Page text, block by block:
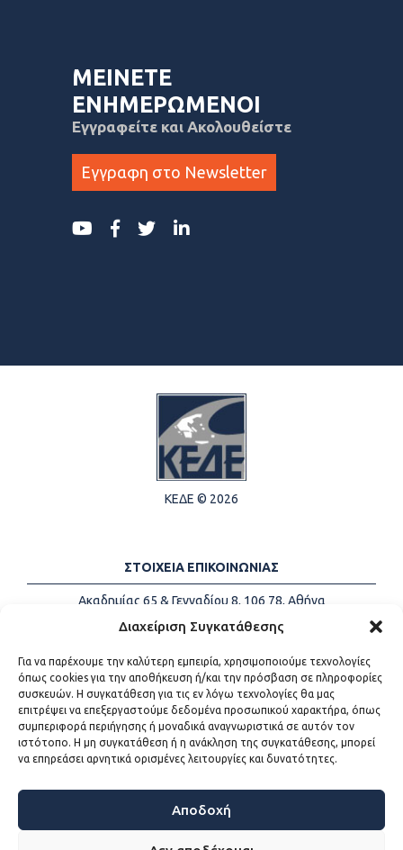
Διαχείριση Συγκατάθεσης
Για να παρέχουμε την καλύτερη εμπειρία, χρησιμοποιούμε τεχνολογίες
όπως cookies για την αποθήκευση ή/και την πρόσβαση σε πληροφορίες
συσκευών. Η συγκατάθεση για τις εν λόγω τεχνολογίες θα μας
επιτρέψει να επεξεργαστούμε δεδομένα προσωπικού χαρακτήρα, όπως
συμπεριφορά περιήγησης ή μοναδικά αναγνωριστικά σε αυτόν τον
ιστότοπο. Η μη συγκατάθεση ή η ανάκληση της συγκατάθεσης, μπορεί
να επηρεάσει αρνητικά ορισμένες λειτουργίες και δυνατότητες.
Αποδοχή
ΜΕΙΝΕΤΕ
ΕΝΗΜΕΡΩΜΕΝΟΙ
Εγγραφείτε και Ακολουθείστε
Εγγραφη στο Newsletter
ΚΕΔΕ © 2026
ΣΤΟΙΧΕΙΑ ΕΠΙΚΟΙΝΩΝΙΑΣ
Ακαδημίας 65 & Γενναδίου 8, 106 78, Αθήνα
Τηλέφωνα:
+30 213-2147500
Email:
info@kede.gr
ΧΡΗΣΙΜΟΙ ΣΥΝΔΕΣΜΟΙ
Η ΚΕΔΕ
Επικοινωνία
Sitemap
Προσβασιμότητα
Όροι χρήσης